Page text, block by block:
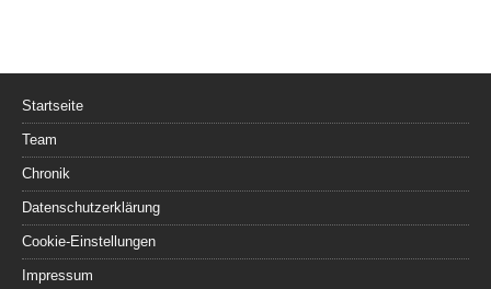
Startseite
Team
Chronik
Datenschutzerklärung
Cookie-Einstellungen
Impressum